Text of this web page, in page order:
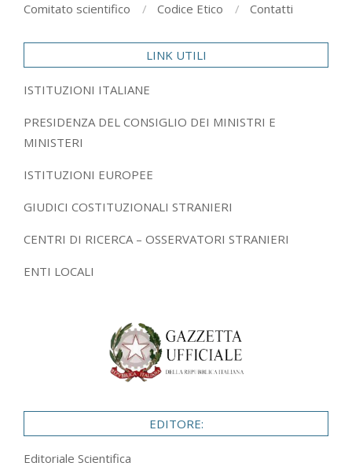
Comitato scientifico
Codice Etico Contatti
LINK UTILI
ISTITUZIONI ITALIANE
PRESIDENZA DEL CONSIGLIO DEI MINISTRI E
MINISTERI
ISTITUZIONI EUROPEE
GIUDICI COSTITUZIONALI STRANIERI
CENTRI DI RICERCA – OSSERVATORI STRANIERI
ENTI LOCALI
EDITORE:
Editoriale Scientifica